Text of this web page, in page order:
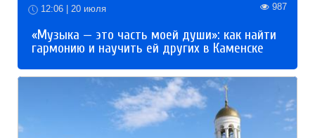
12:06 | 20 июля 987
«Музыка — это часть моей души»: как найти
гармонию и научить ей других в Каменске